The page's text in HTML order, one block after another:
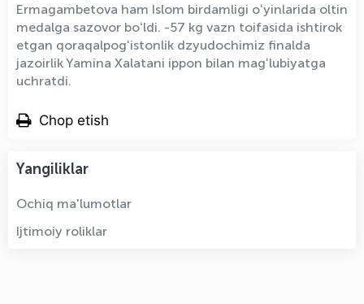
Ermagambetova ham Islom birdamligi oʻyinlarida oltin
medalga sazovor boʻldi. -57 kg vazn toifasida ishtirok
etgan qoraqalpogʻistonlik dzyudochimiz finalda
jazoirlik Yamina Xalatani ippon bilan magʻlubiyatga
uchratdi.
Chop etish
Yangiliklar
Ochiq ma'lumotlar
Ijtimoiy roliklar